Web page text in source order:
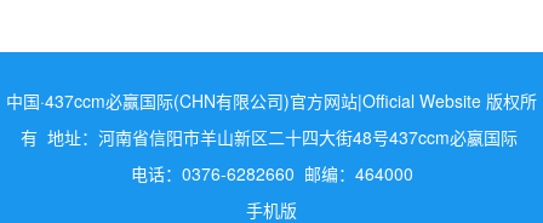
中国·437ccm必赢国际(CHN有限公司)官方网站|Official Website 版权所
有 地址：河南省信阳市羊山新区二十四大街48号437ccm必嬴国际
电话：0376-6282660 邮编：464000
手机版